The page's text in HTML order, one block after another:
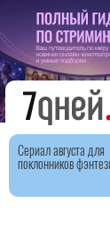
Сериал августа для
поклонников